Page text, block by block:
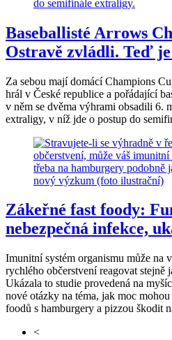
Baseballisté Arrows
Ostravě zvládli. Teď
Za sebou mají domácí Champions
hrál v České republice a pořádající
v něm se dvěma výhrami obsadili 6.
extraligy, v níž jde o postup do
Zákeřné fast foody:
nebezpečná infekce,
Imunitní systém organismu může na
rychlého občerstvení reagovat stejně
Ukázala to studie provedená na
nové otázky na téma, jak moc
foodů s hamburgery a pizzou škodit
<